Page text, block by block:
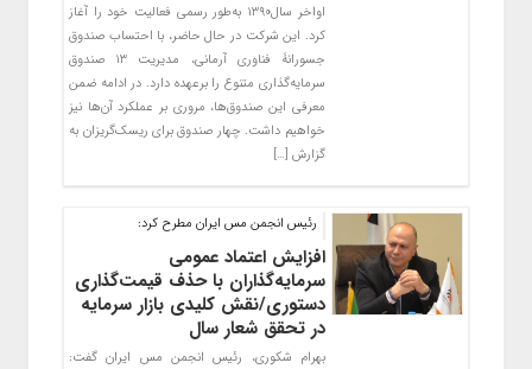
اواخر سال۱۳۹۰ به‌طور رسمی فعالیت خود را آغاز
کرد. این شرکت در حال حاضر، با احتساب صندوق
جسورانۀ فناوری آرمانی، مدیریت ۱۳ صندوق
سرمایه‌گذاری متنوع را برعهده دارد. در ادامه ضمن
معرفی این صندوق‌ها، مروری بر عملکرد آن‌ها نیز
خواهیم داشت. چهار صندوق برای ریسک‌گریزان به
گزارش […]
رئیس انجمن مس ایران مطرح کرد:
افزایش اعتماد عمومی
سرمایه‌گذاران با حذف قیمت‌گذاری
دستوری/نقش کلیدی بازار سرمایه
در تحقق شعار سال
بهرام شکوری، رئیس انجمن مس ایران گفت: